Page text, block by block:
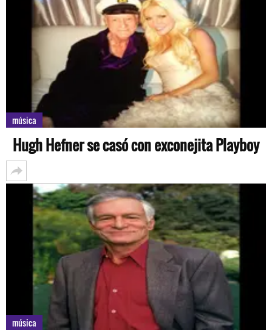
música
Hugh Hefner se casó con exconejita Playboy
música